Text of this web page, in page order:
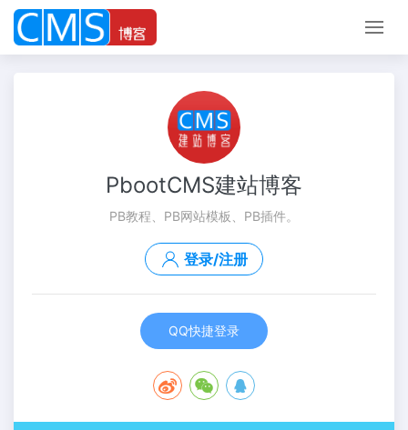
PbootCMS建站博客
PB教程、PB网站模板、PB插件。
登录/注册
QQ快捷登录